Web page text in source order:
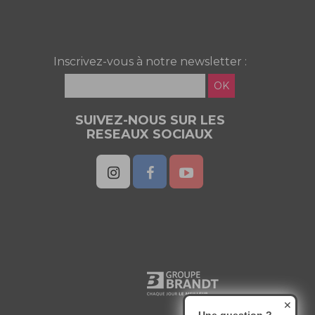
Inscrivez-vous à notre newsletter :
OK
SUIVEZ-NOUS SUR LES
RESEAUX SOCIAUX
✕